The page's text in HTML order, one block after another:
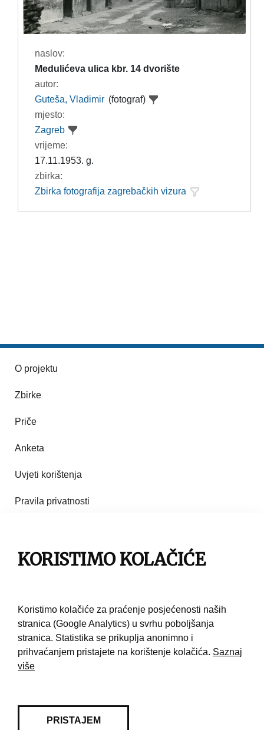
naslov:
Medulićeva ulica kbr. 14 dvorište
autor:
Guteša, Vladimir (fotograf)
mjesto:
Zagreb
vrijeme:
17.11.1953. g.
zbirka:
Zbirka fotografija zagrebačkih vizura
O projektu
Zbirke
Priče
Anketa
Uvjeti korištenja
Pravila privatnosti
Pravila korištenja
KORISTIMO KOLAČIĆE
Koristimo kolačiće za praćenje posjećenosti naših
stranica (Google Analytics) u svrhu poboljšanja
stranica. Statistika se prikuplja anonimno i
prihvaćanjem pristajete na korištenje kolačića. Saznaj
više
PRISTAJEM